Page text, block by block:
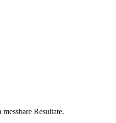
Resultate.